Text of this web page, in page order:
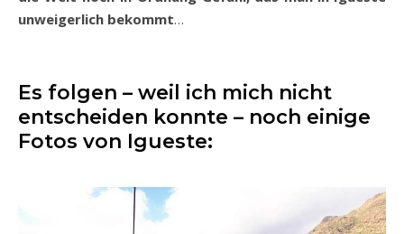
unweigerlich bekommt…
Es folgen – weil ich mich nicht
entscheiden konnte – noch einige
Fotos von Igueste: